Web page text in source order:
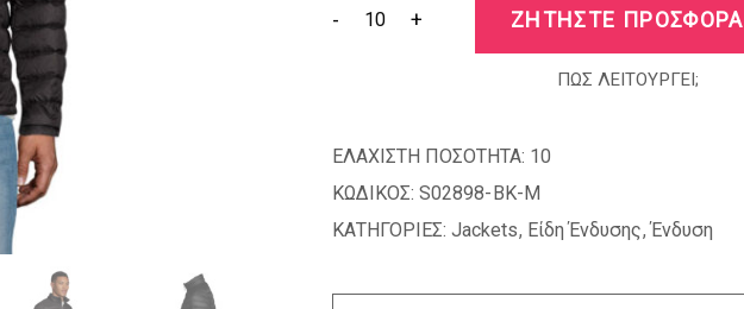
- + ΖΗΤΗΣΤΕ ΠΡΟΣΦΟΡΑ
ΠΩΣ ΛΕΙΤΟΥΡΓΕΙ;
ΕΛΑΧΙΣΤΗ ΠΟΣΟΤΗΤΑ: 10
ΚΩΔΙΚΟΣ: S02898-BK-M
ΚΑΤΗΓΟΡΙΕΣ: Jackets, Είδη Ένδυσης,Ένδυση